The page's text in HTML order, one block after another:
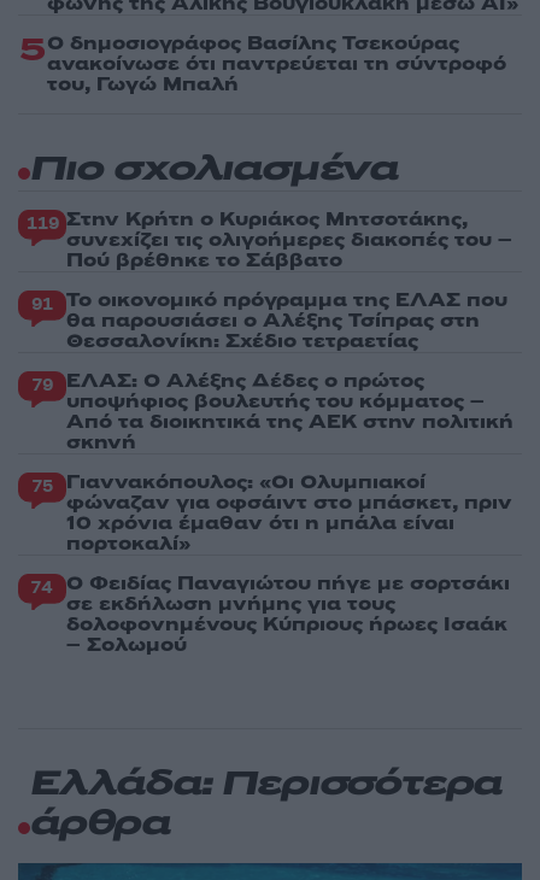
5Ο δημοσιογράφος Βασίλης Τσεκούρας
ανακοίνωσε ότι παντρεύεται τη σύντροφό
του, Γωγώ Μπαλή
Πιο σχολιασμένα
119 Στην Κρήτη ο Κυριάκος Μητσοτάκης,
συνεχίζει τις ολιγοήμερες διακοπές του –
Πού βρέθηκε το Σάββατο
91 Το οικονομικό πρόγραμμα της ΕΛΑΣ που
θα παρουσιάσει ο Αλέξης Τσίπρας στη
Θεσσαλονίκη: Σχέδιο τετραετίας
79 ΕΛΑΣ: Ο Αλέξης Δέδες ο πρώτος
υποψήφιος βουλευτής του κόμματος –
Από τα διοικητικά της ΑΕΚ στην πολιτική
σκηνή
75 Γιαννακόπουλος: «Οι Ολυμπιακοί
φώναζαν για οφσάιντ στο μπάσκετ, πριν
10 χρόνια έμαθαν ότι η μπάλα είναι
πορτοκαλί»
74 Ο Φειδίας Παναγιώτου πήγε με σορτσάκι
σε εκδήλωση μνήμης για τους
δολοφονημένους Κύπριους ήρωες Ισαάκ
– Σολωμού
Ελλάδα: Περισσότερα
άρθρα